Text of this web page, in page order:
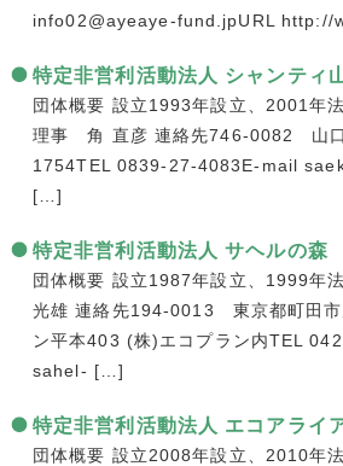
info02@ayeaye-fund.jpURL http://
特定非営利活動法人 シャンティ
団体概要 設立1993年設立、2001年
理事 角 直彦 連絡先746-0082 山口
1754TEL 0839-27-4083E-mail
[…]
特定非営利活動法人 サヘルの森
団体概要 設立1987年設立、1999年
光雄 連絡先194-0013 東京都町田市
ン平本403 (株)エコプラン内TEL
sahel- […]
特定非営利活動法人 エコアライ
団体概要 設立2008年設立、2010年